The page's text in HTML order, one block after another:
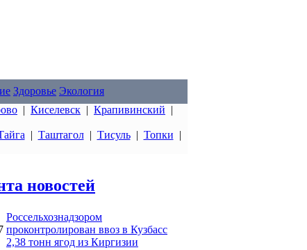
Здоровье Экология
| Киселевск | Крапивинский |
| Таштагол| Тисуль| Топки |
новостей
Россельхознадзором
проконтролирован ввоз в Кузбасс
2,38 тонн ягод из Киргизии